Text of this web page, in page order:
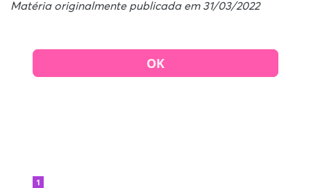
Matéria originalmente publicada em 31/03/2022